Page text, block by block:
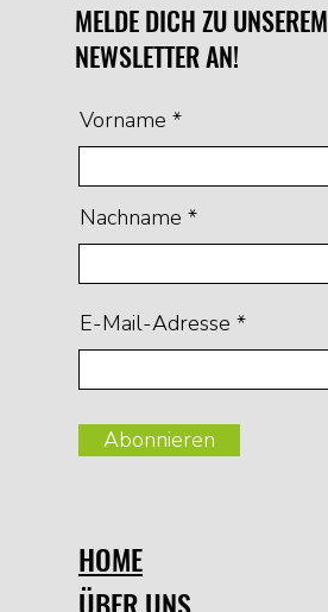
MELDE DICH ZU UNSEREM
NEWSLETTER AN!
Vorname
Nachname
E-Mail-Adresse
Abonnieren
HOME